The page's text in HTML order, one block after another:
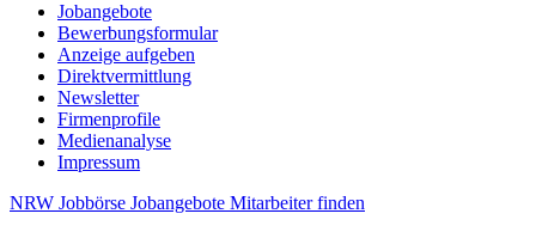
springenJobangebote
Bewerbungsformular
Anzeige aufgeben
Direktvermittlung
Newsletter
Firmenprofile
Medienanalyse
Impressum
NRW Jobbörse Jobangebote Mitarbeiterfinden